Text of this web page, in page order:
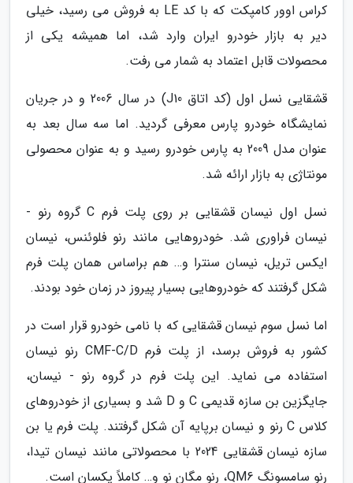
کراس اوور کامپکت که با کد LE به فروش می رسید، خیلی
دیر به بازار خودرو ایران وارد شد، اما همیشه یکی از
محصولات قابل اعتماد به شمار می رفت.
قشقایی نسل اول (کد اتاق J10) در سال 2006 و در جریان
نمایشگاه خودرو پارس معرفی گردید. اما سه سال بعد به
عنوان مدل 2009 به پارس خودرو رسید و به عنوان محصولی
مونتاژی به بازار ارائه شد.
نسل اول نیسان قشقایی بر روی پلت فرم C گروه رنو -
نیسان فراوری شد. خودروهایی مانند رنو فلوئنس، نیسان
ایکس تریل، نیسان سنترا و… هم براساس همان پلت فرم
شکل گرفتند که خودروهایی بسیار پیروز در زمان خود بودند.
اما نسل سوم نیسان قشقایی که با نامی خودرو قرار است در
کشور به فروش برسد، از پلت فرم CMF-C/D رنو نیسان
استفاده می نماید. این پلت فرم در گروه رنو - نیسان،
جایگزین بن سازه قدیمی C و D شد و بسیاری از خودروهای
کلاس C رنو و نیسان برپایه آن شکل گرفتند. پلت فرم یا بن
سازه نیسان قشقایی 2024 با محصولاتی مانند نیسان تیدا،
رنو سامسونگ QM6، رنو مگان نو و… کاملاً یکسان است.